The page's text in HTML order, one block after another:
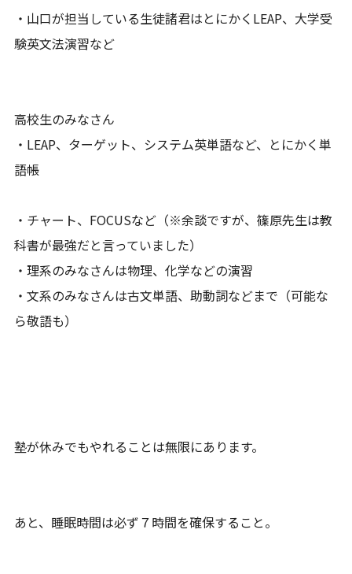
・山口が担当している生徒諸君はとにかくLEAP、大学受
験英文法演習など
高校生のみなさん
・LEAP、ターゲット、システム英単語など、とにかく単
語帳
・チャート、FOCUSなど（※余談ですが、篠原先生は教
科書が最強だと言っていました）
・理系のみなさんは物理、化学などの演習
・文系のみなさんは古文単語、助動詞などまで（可能な
ら敬語も）
塾が休みでもやれることは無限にあります。
あと、睡眠時間は必ず７時間を確保すること。